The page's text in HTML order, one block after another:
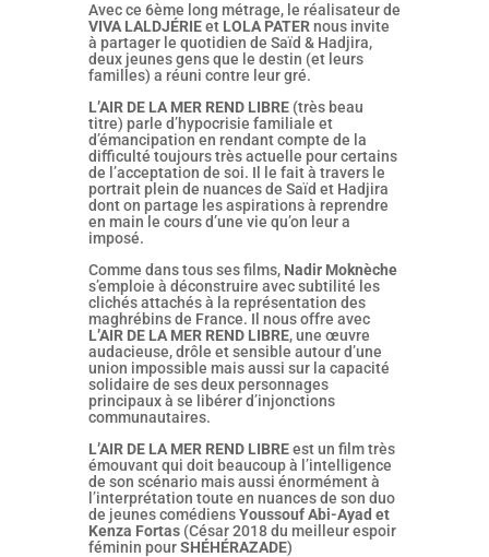
Avec ce 6ème long métrage, le réalisateur de
VIVA LALDJÉRIEet LOLA PATERnous invite
à partager le quotidien de Saïd & Hadjira,
deux jeunes gens que le destin (et leurs
familles) a réuni contre leur gré.
L’AIR DE LA MER REND LIBRE(très beau
titre) parle d’hypocrisie familiale et
d’émancipation en rendant compte de la
difficulté toujours très actuelle pour certains
de l’acceptation de soi. Il le fait à travers le
portrait plein de nuances de Saïd et Hadjira
dont on partage les aspirations à reprendre
en main le cours d’une vie qu’on leur a
imposé.
Comme dans tous ses films, Nadir Moknèche
s’emploie à déconstruire avec subtilité les
clichés attachés à la représentation des
maghrébins de France. Il nous offre avec
L’AIR DE LA MER REND LIBRE, une œuvre
audacieuse, drôle et sensible autour d’une
union impossible mais aussi sur la capacité
solidaire de ses deux personnages
principaux à se libérer d’injonctions
communautaires.
L’AIR DE LA MER REND LIBREest un film très
émouvant qui doit beaucoup à l’intelligence
de son scénario mais aussi énormément à
l’interprétation toute en nuances de son duo
de jeunes comédiensYoussouf Abi-Ayad et
Kenza Fortas (César 2018 du meilleur espoir
féminin pourSHÉHÉRAZADE)